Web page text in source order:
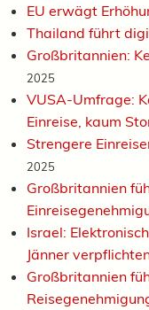
EU erwägt
Thailand führt
Großbritannien:
2025
VUSA-Umfrage:
Einreise, kaum
Strengere
2025
Großbritannien
Israel:
Jänner
Großbritannien